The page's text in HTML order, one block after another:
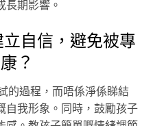
期影響。
自信，避免被專
？
的過程，而唔係淨係睇結
自我形象。同時，鼓勵孩子